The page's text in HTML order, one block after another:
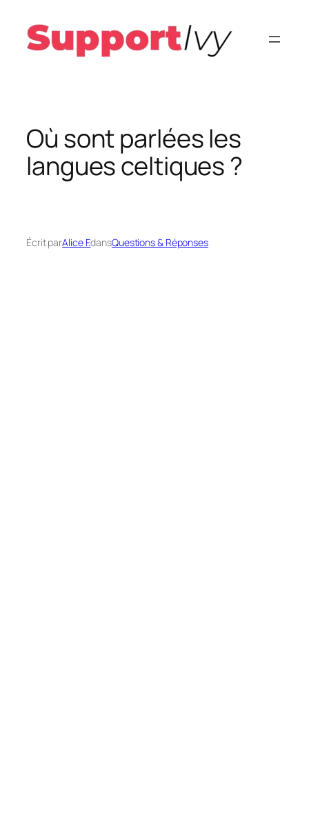
contenu
Où sont parlées les
langues celtiques ?
Écrit parAlice F.dansQuestions & Réponses